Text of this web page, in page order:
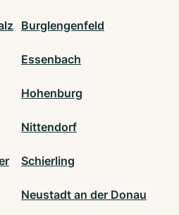
Burglengenfeld
Essenbach
Hohenburg
Nittendorf
Schierling
Neustadt an der Donau